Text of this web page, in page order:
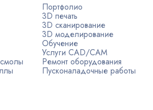
Портфолио
3D печать
3D сканирование
3D моделирование
Обучение
Услуги CAD/CAM
Ремонт оборудования
Пусконаладочные работы